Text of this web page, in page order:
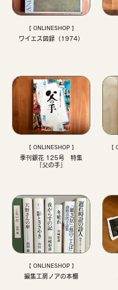
【 ONLINESHOP 】
ワイエス図録（1974）
【 ONLINESHOP 】
季刊銀花 125号 特集
「父の手」
【 ONLINESHOP 】
編集工房ノアの本棚